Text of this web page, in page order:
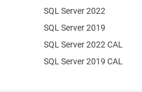
SQL Server 2022
SQL Server 2019
SQL Server 2022 CAL
SQL Server 2019 CAL